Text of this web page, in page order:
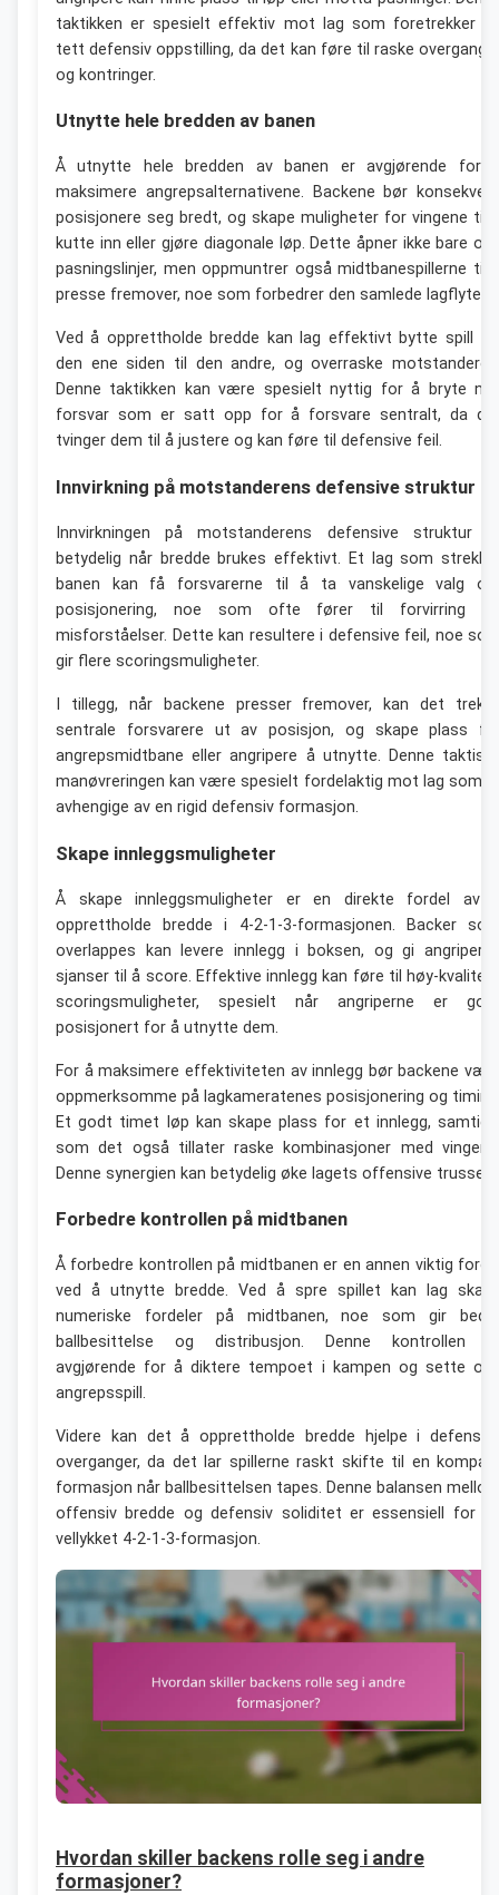
taktikken er spesielt effektiv mot lag som foretrekker
tett defensiv oppstilling, da det kan føre til raske
og kontringer.
Utnytte hele bredden av banen
Å utnytte hele bredden av banen er avgjørende for
maksimere angrepsalternativene. Backene bør
posisjonere seg bredt, og skape muligheter for vingene til
kutte inn eller gjøre diagonale løp. Dette åpner ikke bare
pasningslinjer, men oppmuntrer også midtbanespillerne til
presse fremover, noe som forbedrer den samlede lagflyten.
Ved å opprettholde bredde kan lag effektivt bytte spill
den ene siden til den andre, og overraske
Denne taktikken kan være spesielt nyttig for å bryte
forsvar som er satt opp for å forsvare sentralt, da
tvinger dem til å justere og kan føre til defensive feil.
Innvirkning på motstanderens defensive struktur
Innvirkningen på motstanderens defensive struktur
betydelig når bredde brukes effektivt. Et lag som
banen kan få forsvarerne til å ta vanskelige valg
posisjonering, noe som ofte fører til forvirring
misforståelser. Dette kan resultere i defensive feil, noe
gir flere scoringsmuligheter.
I tillegg, når backene presser fremover, kan det
sentrale forsvarere ut av posisjon, og skape plass
angrepsmidtbane eller angripere å utnytte. Denne
manøvreringen kan være spesielt fordelaktig mot lag som
avhengige av en rigid defensiv formasjon.
Skape innleggsmuligheter
Å skape innleggsmuligheter er en direkte fordel av
opprettholde bredde i 4-2-1-3-formasjonen. Backer
overlappes kan levere innlegg i boksen, og gi
sjanser til å score. Effektive innlegg kan føre til høy-
scoringsmuligheter, spesielt når angriperne er
posisjonert for å utnytte dem.
For å maksimere effektiviteten av innlegg bør backene
oppmerksomme på lagkameratenes posisjonering og
Et godt timet løp kan skape plass for et innlegg,
som det også tillater raske kombinasjoner med
Denne synergien kan betydelig øke lagets offensive trussel.
Forbedre kontrollen på midtbanen
Å forbedre kontrollen på midtbanen er en annen viktig
ved å utnytte bredde. Ved å spre spillet kan lag
numeriske fordeler på midtbanen, noe som gir
ballbesittelse og distribusjon. Denne kontrollen
avgjørende for å diktere tempoet i kampen og sette
angrepsspill.
Videre kan det å opprettholde bredde hjelpe i
overganger, da det lar spillerne raskt skifte til en
formasjon når ballbesittelsen tapes. Denne balansen
offensiv bredde og defensiv soliditet er essensiell for
vellykket 4-2-1-3-formasjon.
Hvordan skiller backens rolle seg i andre
formasjoner?